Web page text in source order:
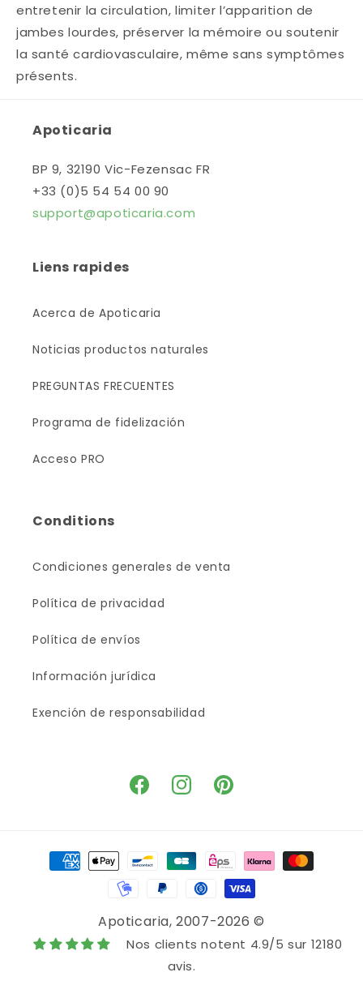
entretenir la circulation, limiter l’apparition de
jambes lourdes, préserver la mémoire ou soutenir
la santé cardiovasculaire, même sans symptômes
présents.
Apoticaria
BP 9, 32190 Vic-Fezensac FR
+33 (0)5 54 54 00 90
support@apoticaria.com
Liens rapides
Acerca de Apoticaria
Noticias productos naturales
PREGUNTAS FRECUENTES
Programa de fidelización
Acceso PRO
Conditions
Condiciones generales de venta
Política de privacidad
Política de envíos
Información jurídica
Exención de responsabilidad
FacebookInstagramPinterest
Payment
methods
Apoticaria, 2007-2026 ©
Nos clients notent 4.9/5 sur 12180
avis.